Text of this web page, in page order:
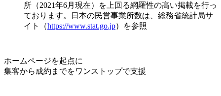
所（2021年6月現在）を上回る網羅性の高い掲載を行っ
ております。日本の民営事業所数は、総務省統計局サ
イト（https://www.stat.go.jp）を参照
ホームページを起点に
集客から成約までをワンストップで支援